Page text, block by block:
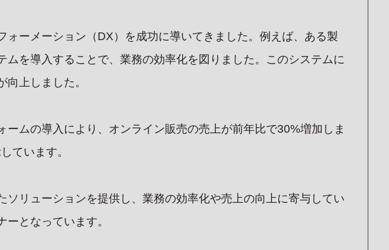
ーメーション（DX）を成功に導いてきました。例えば、ある製
を導入することで、業務の効率化を図りました。このシステムに
上しました。
ムの導入により、オンライン販売の売上が前年比で30%増加しま
ています。
リューションを提供し、業務の効率化や売上の向上に寄与してい
となっています。